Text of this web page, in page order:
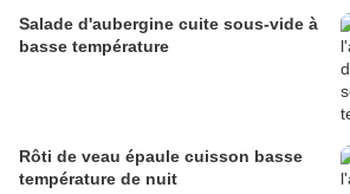
Salade d'aubergine cuite sous-vide à
basse température
Rôti de veau épaule cuisson basse
température de nuit